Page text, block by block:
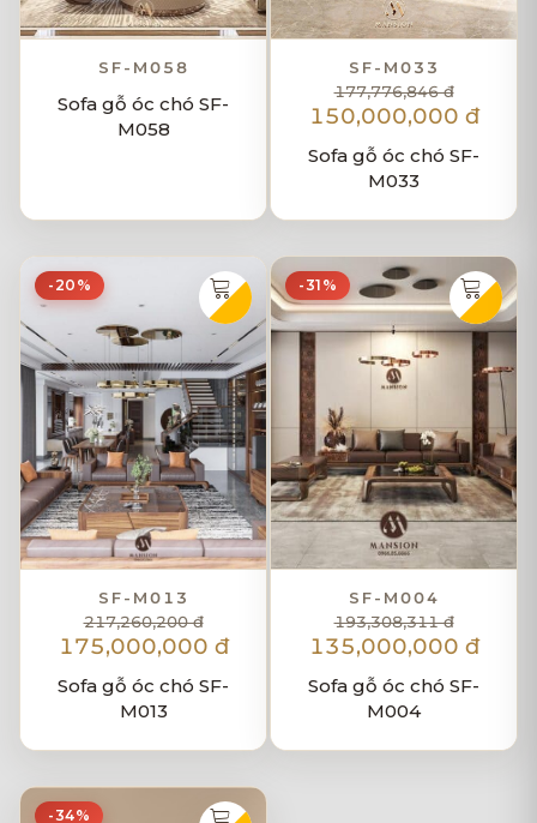
SF-M058
Sofa gỗ óc chó SF-
M058
SF-M033
177,776,846 đ
150,000,000 đ
Sofa gỗ óc chó SF-
M033
-20%
SF-M013
217,260,200 đ
175,000,000 đ
Sofa gỗ óc chó SF-
M013
-31%
SF-M004
193,308,311 đ
135,000,000 đ
Sofa gỗ óc chó SF-
M004
-34%